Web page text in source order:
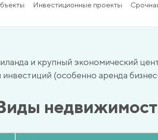
Инвестиционные проекты
и крупный экономический
(особенно аренда